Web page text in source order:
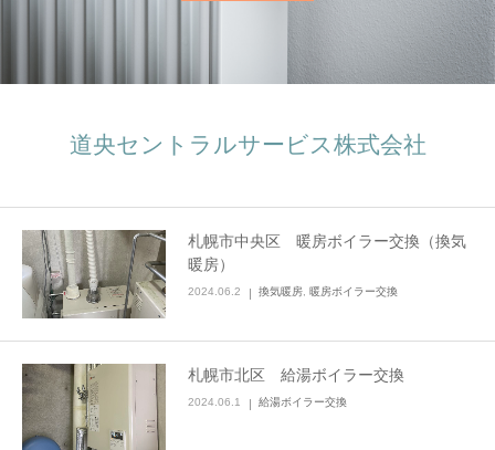
道央セントラルサービス株式会社
札幌市中央区 暖房ボイラー交換（換気
暖房）
2024.06.2 換気暖房 暖房ボイラー交換
札幌市北区 給湯ボイラー交換
2024.06.1 給湯ボイラー交換
お問い合わせ